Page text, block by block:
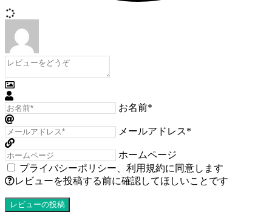
お名前*
メールアドレス*
ホームページ
プライバシーポリシー
利用規約に同意します
レビューを投稿する前に確認してほしいことです